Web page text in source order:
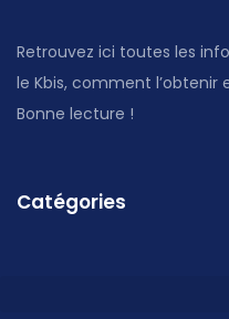
Retrouvez ici toutes les
le Kbis, comment l’obtenir
Bonne lecture !
Catégories